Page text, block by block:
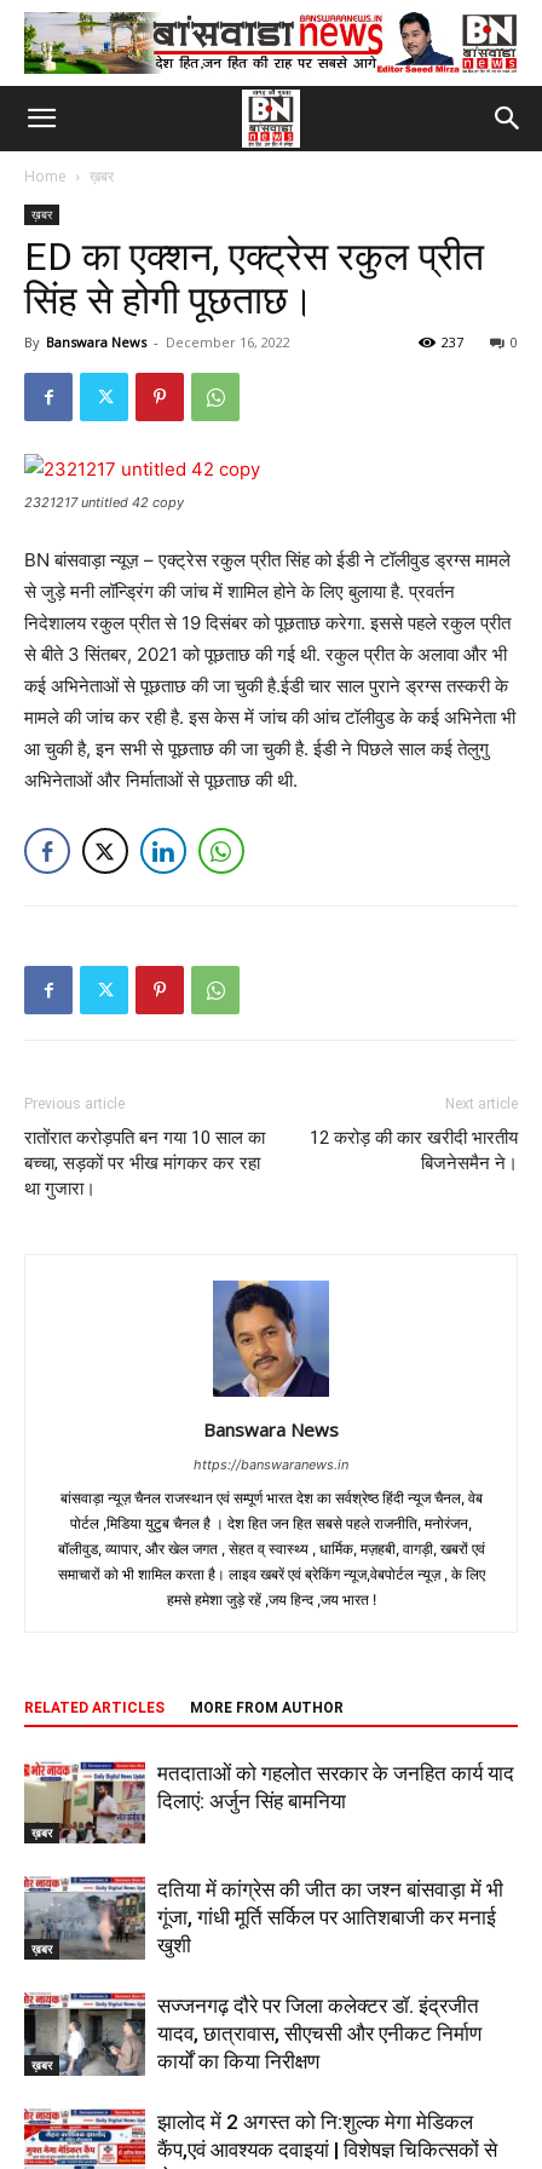
Home ख़बर
ख़बर
ED का एक्शन, एक्ट्रेस रकुल प्रीत
सिंह से होगी पूछताछ।
By Banswara News - December 16, 2022 0
237
2321217 untitled 42 copy
BN बांसवाड़ा न्यूज़ – एक्ट्रेस रकुल प्रीत सिंह को ईडी ने टॉलीवुड ड्रग्स मामले
से जुड़े मनी लॉन्ड्रिंग की जांच में शामिल होने के लिए बुलाया है. प्रवर्तन
निदेशालय रकुल प्रीत से 19 दिसंबर को पूछताछ करेगा. इससे पहले रकुल प्रीत
से बीते 3 सिंतबर, 2021 को पूछताछ की गई थी. रकुल प्रीत के अलावा और भी
कई अभिनेताओं से पूछताछ की जा चुकी है.ईडी चार साल पुराने ड्रग्स तस्करी के
मामले की जांच कर रही है. इस केस में जांच की आंच टॉलीवुड के कई अभिनेता भी
आ चुकी है, इन सभी से पूछताछ की जा चुकी है. ईडी ने पिछले साल कई तेलुगु
अभिनेताओं और निर्माताओं से पूछताछ की थी.
Previous article
रातोंरात करोड़पति बन गया 10 साल का
बच्चा, सड़कों पर भीख मांगकर कर रहा
था गुजारा।
Next article
12 करोड़ की कार खरीदी भारतीय
बिजनेसमैन ने।
Banswara News
https://banswaranews.in
बांसवाड़ा न्यूज़ चैनल राजस्थान एवं सम्पूर्ण भारत देश का सर्वश्रेष्ठ हिंदी न्‍यूज चैनल, वेब
पोर्टल ,मिडिया युटुब चैनल है । देश हित जन हित सबसे पहले राजनीति, मनोरंजन,
बॉलीवुड, व्यापार, और खेल जगत , सेहत व् स्वास्थ्य , धार्मिक, मज़हबी, वागड़ी, खबरों एवं
समाचारों को भी शामिल करता है। लाइव खबरें एवं ब्रेकिंग न्यूज,वेबपोर्टल न्यूज़ , के लिए
हमसे हमेशा जुड़े रहें ,जय हिन्द ,जय भारत !
RELATED ARTICLES MORE FROM AUTHOR
ख़बर
मतदाताओं को गहलोत सरकार के जनहित कार्य याद
दिलाएं: अर्जुन सिंह बामनिया
ख़बर
दतिया में कांग्रेस की जीत का जश्न बांसवाड़ा में भी
गूंजा, गांधी मूर्ति सर्किल पर आतिशबाजी कर मनाई
खुशी
ख़बर
सज्जनगढ़ दौरे पर जिला कलेक्टर डॉ. इंद्रजीत
यादव, छात्रावास, सीएचसी और एनीकट निर्माण
कार्यों का किया निरीक्षण
झालोद में 2 अगस्त को नि:शुल्क मेगा मेडिकल
कैंप,एवं आवश्यक दवाइयां | विशेषज्ञ चिकित्सकों से